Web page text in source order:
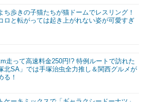
ち歩きの子猫たちが猫ドームでレスリング！
ロと転がっては起き上がれない姿が可愛すぎ
走って高速料金250円!? 特例ルートで訪れた
北SA」では手塚治虫全力推し＆関西グルメが
る！